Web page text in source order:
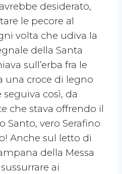
desiderato,
le pecore al
volta che udiva la
della Santa
sull’erba fra le
una croce di legno
così, da
che stava offrendo il
Santo, vero Serafino
Anche sul letto di
della Messa
ai